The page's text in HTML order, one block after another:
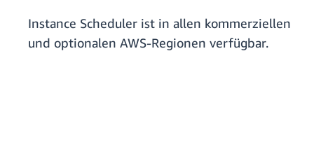
Instance Scheduler ist in allen kommerziellen
und optionalen AWS-Regionen verfügbar.